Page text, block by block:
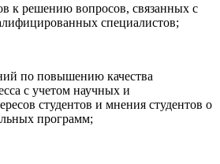
к решению вопросов, связанных с
специалистов;
по повышению качества
с учетом научных и
студентов и мнения студентов о
программ;